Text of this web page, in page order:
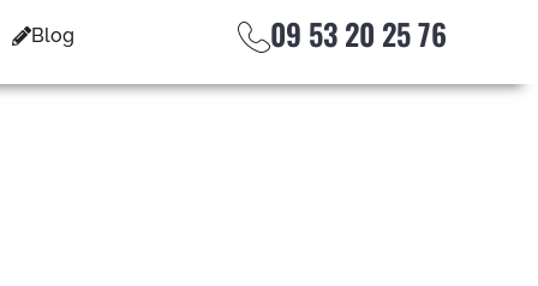
Blog 09 53 20 25 76